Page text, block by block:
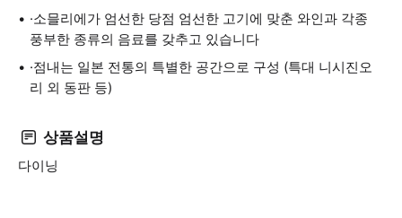
·소믈리에가 엄선한 당점 엄선한 고기에 맞춘 와인과 각종
풍부한 종류의 음료를 갖추고 있습니다
·점내는 일본 전통의 특별한 공간으로 구성 (특대 니시진오
리 외 동판 등)
상품설명
다이닝